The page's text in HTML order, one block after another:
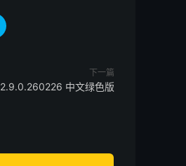
下一篇
中文绿色版